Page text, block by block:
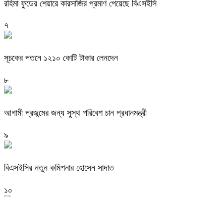
রহিমা ফুডের শেয়ারে কারসাজির প্রমাণ পেয়েছে বিএসইসি
৭
সূচকের পতনে ১২১০ কোটি টাকার লেনদেন
৮
আগামী প্রজন্মের জন্য সুস্থ পরিবেশ চান প্রধানমন্ত্রী
৯
বিএসইসির নতুন কমিশনার হোসেন সাদাত
১০